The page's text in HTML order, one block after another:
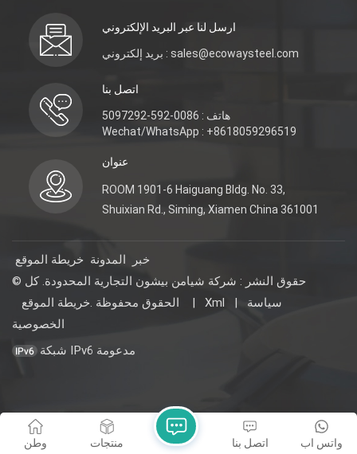
ارسل لنا عبر البريد الإلكتروني
بريد إلكتروني : sales@ecowaysteel.com
اتصل بنا
هاتف : 0086-592-5097292
Wechat/WhatsApp : +8618059296519
عنوان
ROOM 1901-6 Haiguang Bldg. No. 33,
Shuixian Rd., Siming, Xiamen China 361001
خريطة الموقع المدونة
خبر
© حقوق النشر : شركة شيامن بيشون التجارية المحدودة. كل
الحقوق محفوظة .
| Xml |
سياسة
الخصوصية
شبكة IPv6 مدعومة
وطن منتجات واتس اب اتصل بنا